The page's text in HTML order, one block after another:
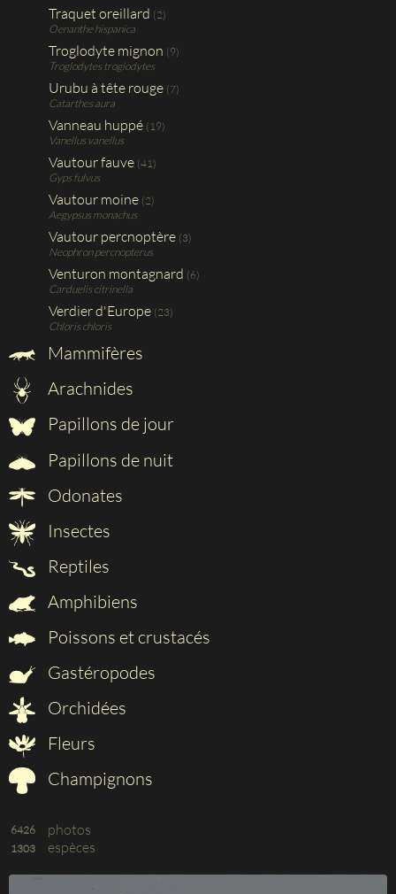
Traquet oreillard (2)
Oenanthe hispanica
Troglodyte mignon (9)
Troglodytes troglodytes
Urubu à tête rouge (7)
Catarthes aura
Vanneau huppé (19)
Vanellus vanellus
Vautour fauve (41)
Gyps fulvus
Vautour moine (2)
Aegypsus monachus
Vautour percnoptère (3)
Neophron percnopterus
Venturon montagnard (6)
Carduelis citrinella
Verdier d'Europe (23)
Chloris chloris
Mammifères
Arachnides
Papillons de jour
Papillons de nuit
Odonates
Insectes
Reptiles
Amphibiens
Poissons et crustacés
Gastéropodes
Orchidées
Fleurs
Champignons
6426 photos
1303 espèces